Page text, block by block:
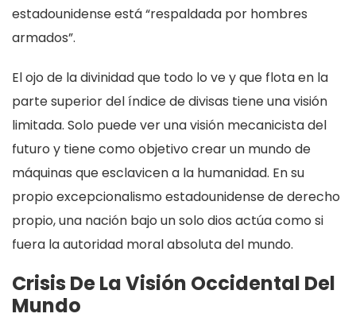
estadounidense está “respaldada por hombres
armados”.
El ojo de la divinidad que todo lo ve y que flota en la
parte superior del índice de divisas tiene una visión
limitada. Solo puede ver una visión mecanicista del
futuro y tiene como objetivo crear un mundo de
máquinas que esclavicen a la humanidad. En su
propio excepcionalismo estadounidense de derecho
propio, una nación bajo un solo dios actúa como si
fuera la autoridad moral absoluta del mundo.
Crisis De La Visión Occidental Del
Mundo